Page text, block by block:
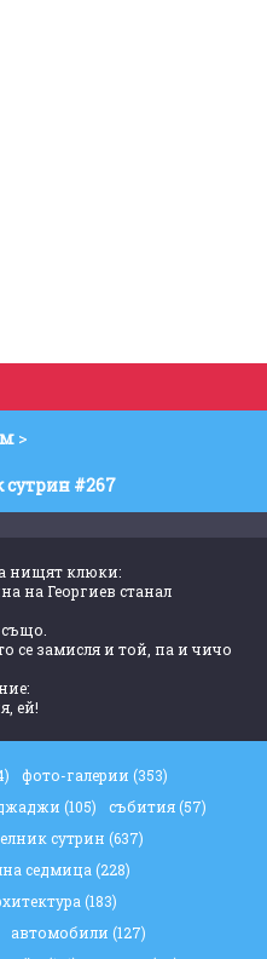
>
#267
нищят клюки:
на Георгиев станал
се замисля и той, па и чичо
ей!
фото-галерии (353)
(105) събития(57)
сутрин (637)
седмица (228)
(183)
автомобили (127)